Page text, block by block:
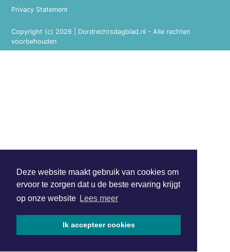
Deze website maakt gebruik van cookies om
ervoor te zorgen dat u de beste ervaring krijgt
op onze website Lees meer
Ik accepteer cookies
Copyright (c) 2026 | Dordrechtsdagblad.nl - Alle rechten
voorbehouden
Privacy Statement